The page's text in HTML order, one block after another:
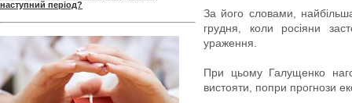
наступний період?
За його словами,
грудня, коли росіяни
ураження.
При цьому Галущенко
вистояти, попри прогнози